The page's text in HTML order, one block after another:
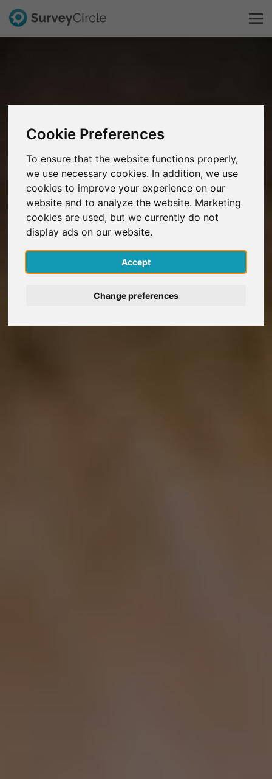
Cookie Preferences
To ensure that the website functions properly,
we use necessary cookies. In addition, we use
cookies to improve your experience on our
website and to analyze the website. Marketing
cookies are used, but we currently do not
display ads on our website.
Accept
Change preferences
FAQ
Regístrate gratis
Iniciar sesión
English
Deutsch
Nederlands